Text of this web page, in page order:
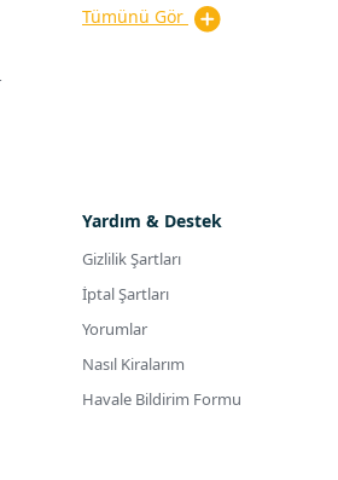
Tümünü Gör
Yardım & Destek
Gizlilik Şartları
İptal Şartları
Yorumlar
Nasıl Kiralarım
Havale Bildirim Formu